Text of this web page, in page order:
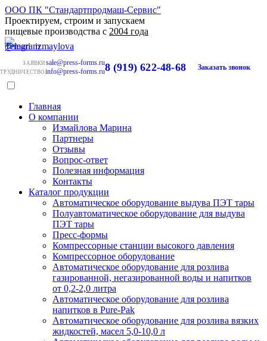
ООО ПК "Стандартпродмаш-Сервис"
Проектируем, строим и запускаем
пищевые производства с 2004 года
ЗАЯВКИ sale@press-forms.ru
info@press-forms.ru8 (919) 622-48-68 Заказать звонок
Главная
О компании
Измайлова Марина
Партнеры
Отзывы
Вопрос-ответ
Полезная информация
Контакты
Каталог продукции
Автоматическое оборудование выдува ПЭТ тары
Полуавтоматическое оборудование для выдува
ПЭТ тары
Пресс-формы
Компрессорные станции высокого давления
Компрессорное оборудование
Автоматическое оборудование для розлива
газированной, негазированной воды и напитков
от 0,2-2,0 литра
Автоматическое оборудование для розлива
напитков в Pure-Pak
Автоматическое оборудование для розлива вязких
жидкостей, масел 5,0-10,0 л